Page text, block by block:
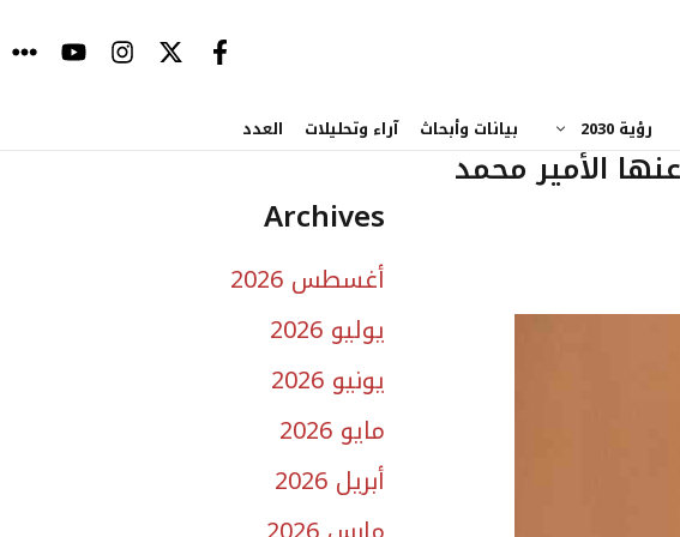
رؤية 2030 بيانات وأبحاث آراء وتحليلات العدد
الأمير محمد
Archives
أغسطس 2026
يوليو 2026
يونيو 2026
مايو 2026
أبريل 2026